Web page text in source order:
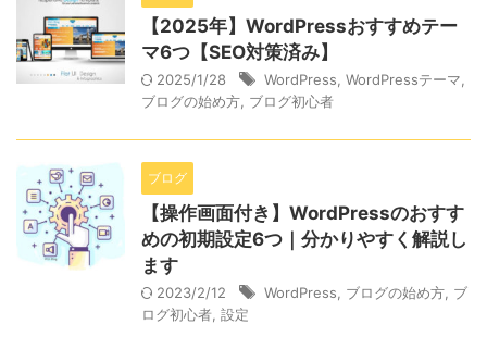
【2025年】WordPressおすすめテー
マ6つ【SEO対策済み】
2025/1/28 WordPress WordPressテーマ
ブログの始め方 ブログ初心者
ブログ
【操作画面付き】WordPressのおすす
めの初期設定6つ｜分かりやすく解説し
ます
2023/2/12 WordPress ブログの始め方 ブ
ログ初心者 設定